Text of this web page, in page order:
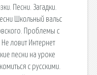
Песни. Загадки.
Школьный вальс
Проблемы с
ловит Интернет
песни на уроке
с русскими.